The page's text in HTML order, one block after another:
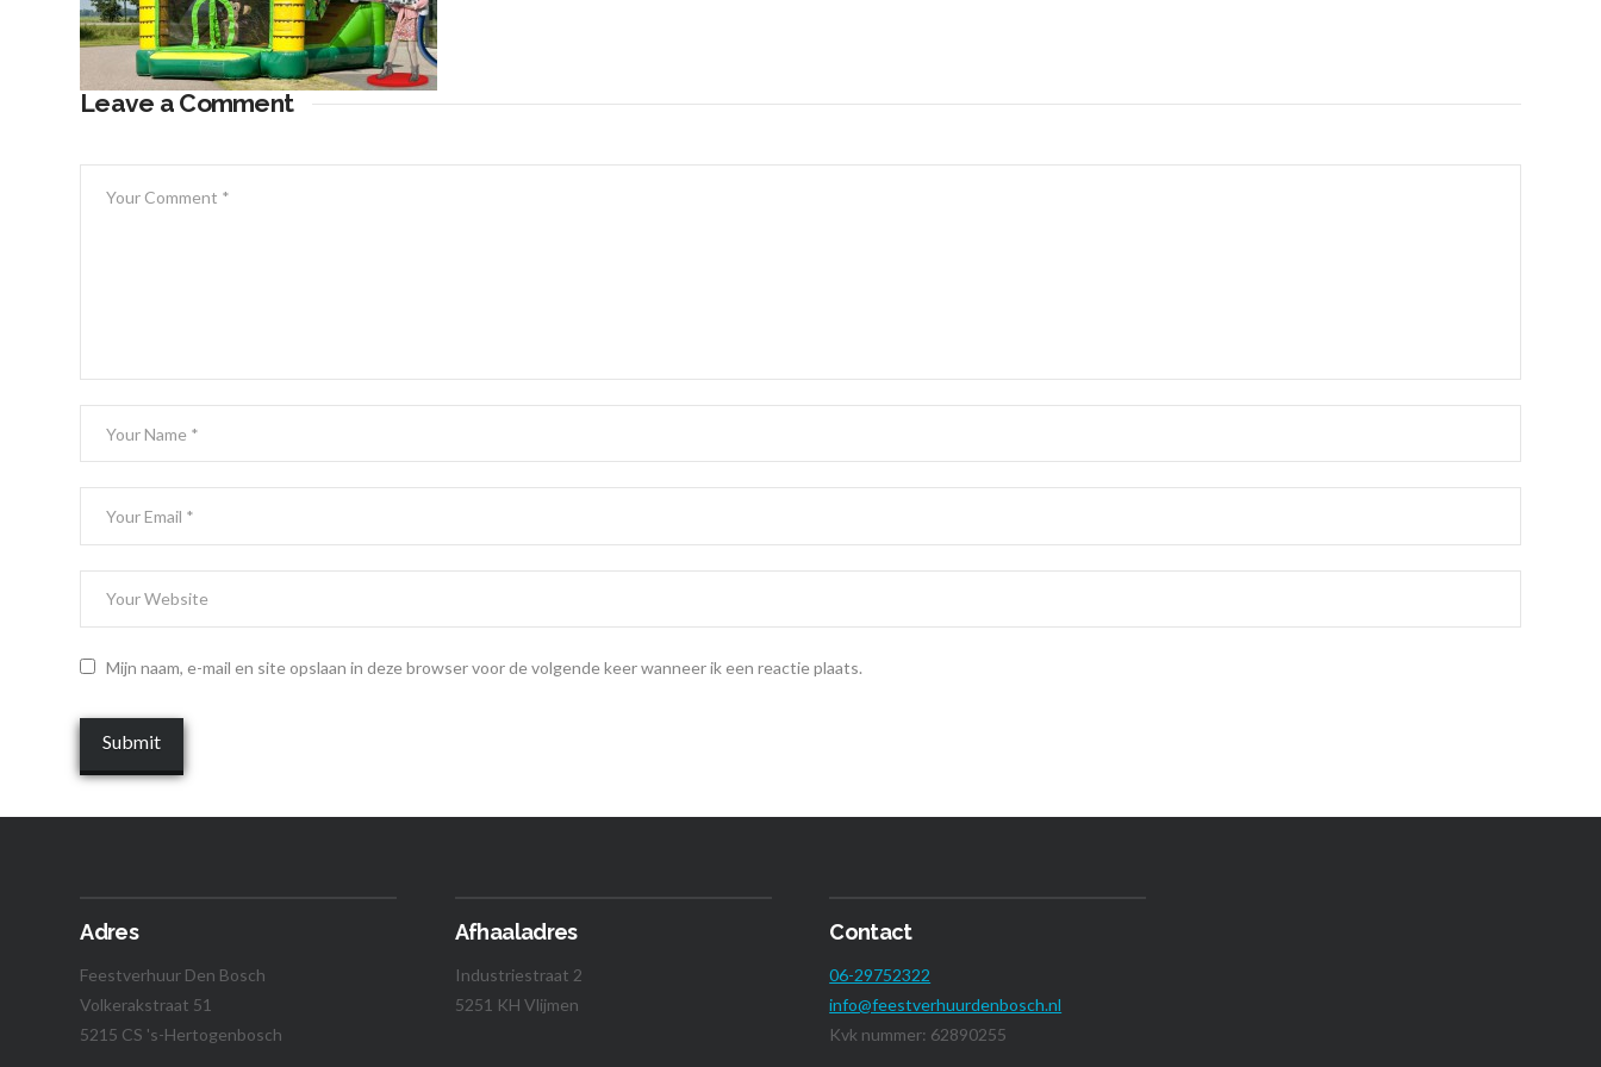
Leave a Comment
Mijn naam, e-mail en site opslaan in deze browser voor de volgende keer wanneer ik een reactie plaats.
Adres
Feestverhuur Den Bosch
Volkerakstraat 51
5215 CS 's-Hertogenbosch
Afhaaladres
Industriestraat 2
5251 KH Vlijmen
Contact
06-29752322
info@feestverhuurdenbosch.nl
Kvk nummer: 62890255